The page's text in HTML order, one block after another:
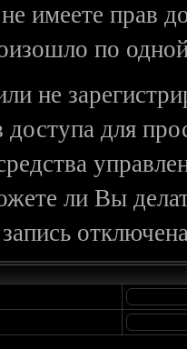
имеете прав
по
не
доступа для
ли Вы